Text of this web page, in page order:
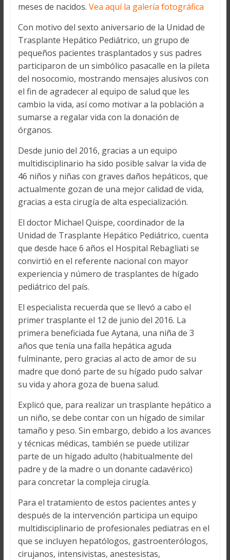
meses de nacidos. Vea aquí la galería fotográfica
Con motivo del sexto aniversario de la Unidad de
Trasplante Hepático Pediátrico, un grupo de
pequeños pacientes trasplantados y sus padres
participaron de un simbólico pasacalle en la pileta
del nosocomio, mostrando mensajes alusivos con
el fin de agradecer al equipo de salud que les
cambio la vida, así como motivar a la población a
sumarse a regalar vida con la donación de
órganos.
Desde junio del 2016, gracias a un equipo
multidisciplinario ha sido posible salvar la vida de
46 niños y niñas con graves daños hepáticos, que
actualmente gozan de una mejor calidad de vida,
gracias a esta cirugía de alta especialización.
El doctor Michael Quispe, coordinador de la
Unidad de Trasplante Hepático Pediátrico, cuenta
que desde hace 6 años el Hospital Rebagliati se
convirtió en el referente nacional con mayor
experiencia y número de trasplantes de hígado
pediátrico del país.
El especialista recuerda que se llevó a cabo el
primer trasplante el 12 de junio del 2016. La
primera beneficiada fue Aytana, una niña de 3
años que tenía una falla hepática aguda
fulminante, pero gracias al acto de amor de su
madre que donó parte de su hígado pudo salvar
su vida y ahora goza de buena salud.
Explicó que, para realizar un trasplante hepático a
un niño, se debe contar con un hígado de similar
tamaño y peso. Sin embargo, debido a los avances
y técnicas médicas, también se puede utilizar
parte de un hígado adulto (habitualmente del
padre y de la madre o un donante cadavérico)
para concretar la compleja cirugía.
Para el tratamiento de estos pacientes antes y
después de la intervención participa un equipo
multidisciplinario de profesionales pediatras en el
que se incluyen hepatólogos, gastroenterólogos,
cirujanos, intensivistas, anestesistas,